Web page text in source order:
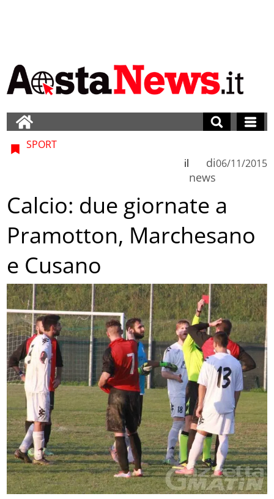
SPORT
di
news
il 06/11/2015
Calcio: due giornate a
Pramotton, Marchesano
e Cusano